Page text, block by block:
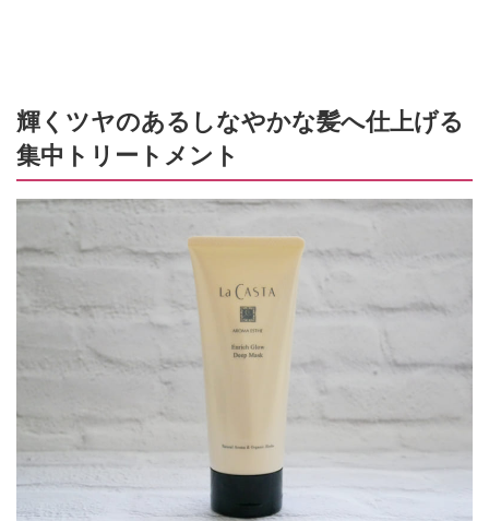
輝くツヤのあるしなやかな髪へ仕上げる
集中トリートメント